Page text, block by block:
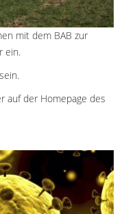
mit dem BAB zur
ein.
auf der Homepage des